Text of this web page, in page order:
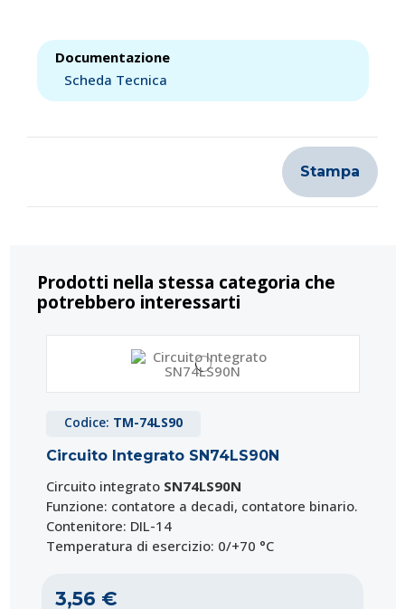
Documentazione
Scheda Tecnica
Stampa
Prodotti nella stessa categoria che
potrebbero interessarti
Codice: TM-74LS90
Circuito Integrato SN74LS90N
Circuito integrato SN74LS90N
Funzione: contatore a decadi, contatore binario.
Contenitore: DIL-14
Temperatura di esercizio: 0/+70 °C
3,56 €